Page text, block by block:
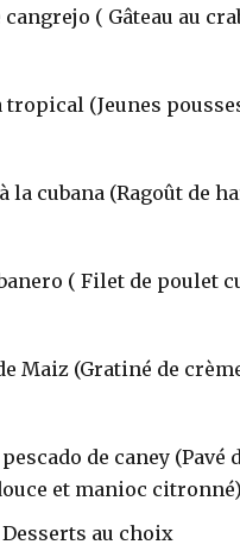
cangrejo ( Gâteau au
tropical (Jeunes
la cubana (Ragoût de
( Filet de poulet
Maiz (Gratiné de
de caney
et manioc citronné)
au choix